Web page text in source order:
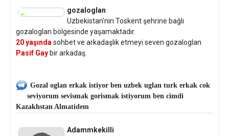
gozaloglan
Uzbekistan'nin Toskent şehrine bağlı
gozaloglan bölgesinde yaşamaktadır.
20 yaşında sohbet ve arkadaşlık etmeyi seven gozaloglan
Pasif Gay bir arkadaş.
Gozal oglan erkak istiyor ben uzbek uglan turk erkak cok
seviyorum sevismak gorismak istiyorum ben cimdi
Kazakhstan Almatidem
Adammkekilli